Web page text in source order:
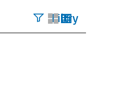
Filtry